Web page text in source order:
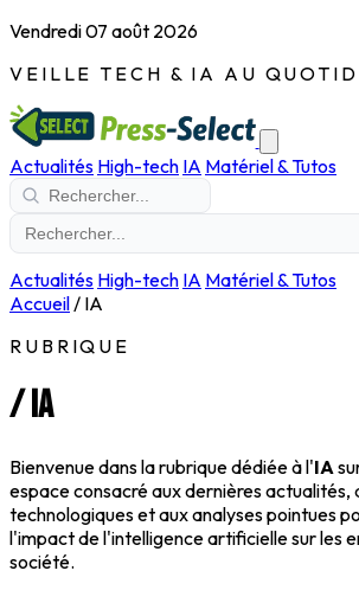
Vendredi 07 août 2026
VEILLE TECH & IA AU
Actualités High-tech IA Matériel & Tutos
Actualités High-tech IA Matériel & Tutos
Accueil/ IA
RUBRIQUE
/IA
Bienvenue dans la rubrique dédiée à l'IA
espace consacré aux dernières actualités,
technologiques et aux analyses pointues
l'impact de l'intelligence artificielle sur les
société.